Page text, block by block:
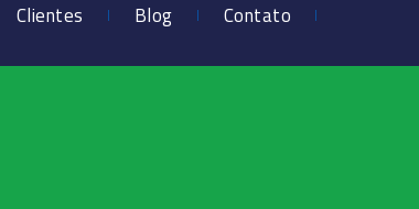
Clientes Blog Contato